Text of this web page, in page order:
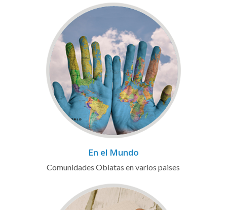
En el Mundo
Comunidades Oblatas en varios paises